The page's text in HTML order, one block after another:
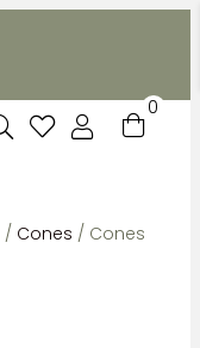
0
/ Cones / Cones